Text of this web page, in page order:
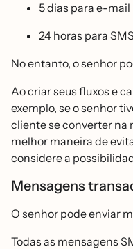
5 dias para e-mail
24 horas para SMS
No entanto, o senhor
Ao criar seus fluxos e
exemplo, se o senhor
cliente se converter na
melhor maneira de
considere a
Mensagens
O senhor pode enviar
Todas as mensagens